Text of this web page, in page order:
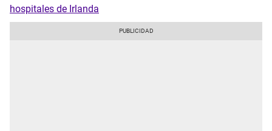
hospitales de Irlanda